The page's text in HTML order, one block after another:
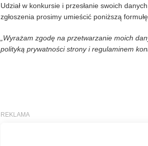
Udział w konkursie i przesłanie swoich
zgłoszenia prosimy umieścić poniższą
„Wyrażam zgodę na przetwarzanie moich
polityką prywatności strony i regulaminem